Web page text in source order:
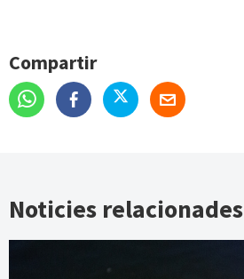
Compartir
Noticies relacionades